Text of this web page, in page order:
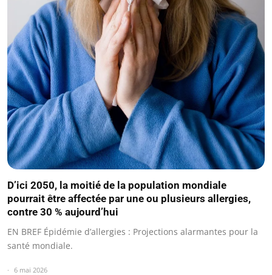
D’ici 2050, la moitié de la population mondiale
pourrait être affectée par une ou plusieurs allergies,
contre 30 % aujourd’hui
EN BREF Épidémie d’allergies : Projections alarmantes pour la
santé mondiale.
6 mai 2026